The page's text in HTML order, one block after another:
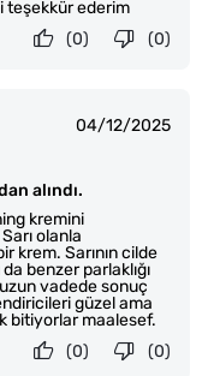
teşekkür ederim
(0)
(0)
04/12/2025
alındı.
kremini
olanla
krem. Sarının cilde
benzer parlaklığı
uzun vadede sonuç
güzel ama
bitiyorlar maalesef.
(0)
(0)